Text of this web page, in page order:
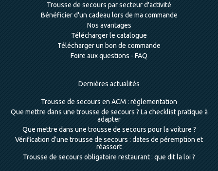
Trousse de secours par secteur d'activité
Bénéficier d'un cadeau lors de ma commande
Nos avantages
Télécharger le catalogue
Télécharger un bon de commande
Foire aux questions - FAQ
Dernières actualités
Trousse de secours en ACM : réglementation
Que mettre dans une trousse de secours ? La checklist pratique à
adapter
Que mettre dans une trousse de secours pour la voiture ?
Vérification d’une trousse de secours : dates de péremption et
réassort
Trousse de secours obligatoire restaurant : que dit la loi ?